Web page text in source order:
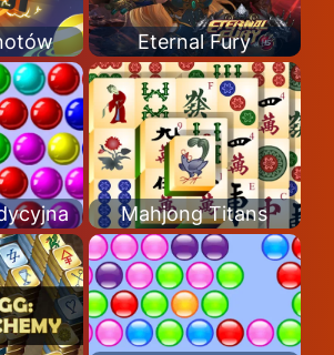
Eternal Fury
Mahjong Titans